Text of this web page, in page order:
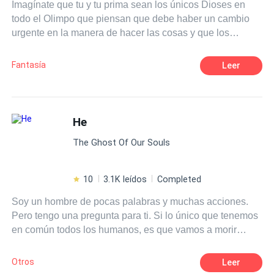
Sino tres—tres—auras alfa chocando sobre ella. Kael.
Rhys. Jace. Tres hermanos Alfa conocidos por ser
despiadados, intocables y por no compartir nada—mucho
podían dejarla ir. Y cuando el oscuro secreto del pasado
de Lira salió a la luz, una cosa quedó clara: Ella no era
hombre que la traicionó—lamentarían haber tocado a la
Imagínate que tu y tu prima sean los únicos Dioses en
todo el Olimpo que piensan que debe haber un cambio
urgente en la manera de hacer las cosas y que los
Fantasía Leer
He
The Ghost Of Our Souls
10 3.1K leídos Completed
Soy un hombre de pocas palabras y muchas acciones.
Pero tengo una pregunta para ti. Si lo único que tenemos
en común todos los humanos, es que vamos a morir
cumplir su cometido?
Otros Leer